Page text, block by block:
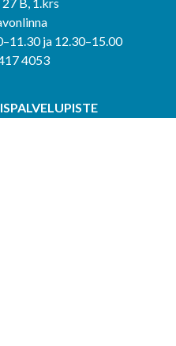
ja 12.30–15.00
4053